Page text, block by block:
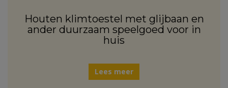
Houten klimtoestel met glijbaan en
ander duurzaam speelgoed voor in
huis
Lees meer